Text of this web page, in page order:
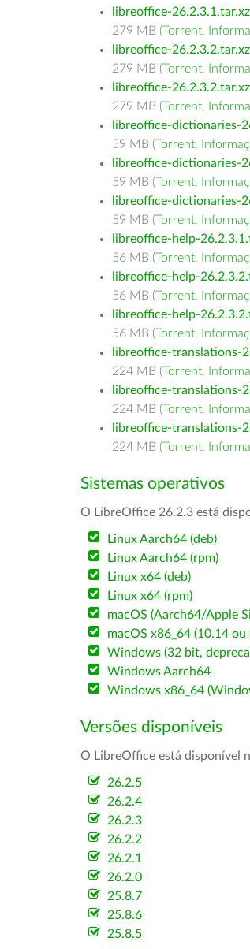
libreoffice-26.2.3.1.tar.xz
279 MB (Torrent,
libreoffice-26.2.3.2.tar.xz
279 MB (Torrent,
libreoffice-26.2.3.2.tar.xz
279 MB (Torrent,
libreoffice-dictionaries-
59 MB (Torrent,
libreoffice-dictionaries-
59 MB (Torrent,
libreoffice-dictionaries-
59 MB (Torrent,
libreoffice-help-
56 MB (Torrent,
libreoffice-help-
56 MB (Torrent,
libreoffice-help-
56 MB (Torrent,
libreoffice-translations-
224 MB (Torrent,
libreoffice-translations-
224 MB (Torrent,
libreoffice-translations-
224 MB (Torrent,
Sistemas operativos
O LibreOffice 26.2.3 está
Linux Aarch64 (deb)
Linux Aarch64 (rpm)
Linux x64 (deb)
Linux x64 (rpm)
macOS (Aarch64/Apple
macOS x86_64 (10.14 ou
Windows (32 bit,
Windows Aarch64
Windows x86_64
Versões disponíveis
O LibreOffice está disponível
26.2.5
26.2.4
26.2.3
26.2.2
26.2.1
26.2.0
25.8.7
25.8.6
25.8.5